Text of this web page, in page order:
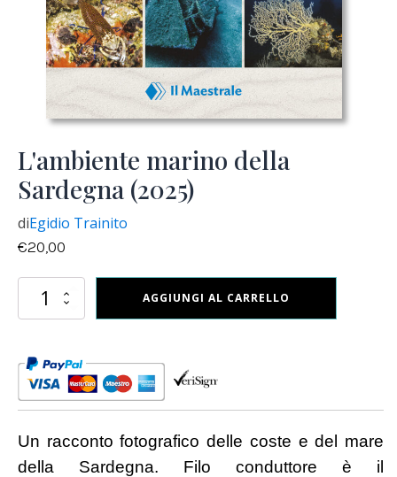
L'ambiente marino della
Sardegna (2025)
diEgidio Trainito
€20,00
L'ambiente
marino
(2025)
quantità
AGGIUNGI AL CARRELLO
Un racconto fotografico delle coste e del mare
della Sardegna. Filo conduttore è il